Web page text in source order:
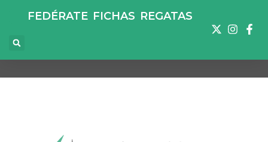
FEDÉRATE FICHAS REGATAS